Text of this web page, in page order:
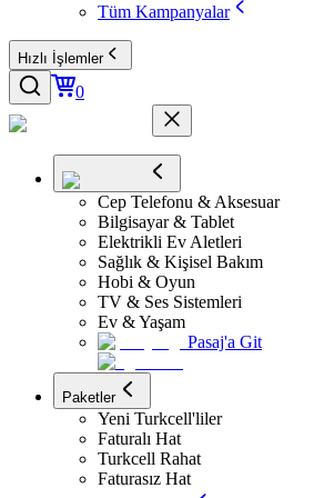
Tüm Kampanyalar
Hızlı İşlemler
0
Cep Telefonu & Aksesuar
Bilgisayar & Tablet
Elektrikli Ev Aletleri
Sağlık & Kişisel Bakım
Hobi & Oyun
TV & Ses Sistemleri
Ev & Yaşam
Pasaj'a Git
Paketler
Yeni Turkcell'liler
Faturalı Hat
Turkcell Rahat
Faturasız Hat